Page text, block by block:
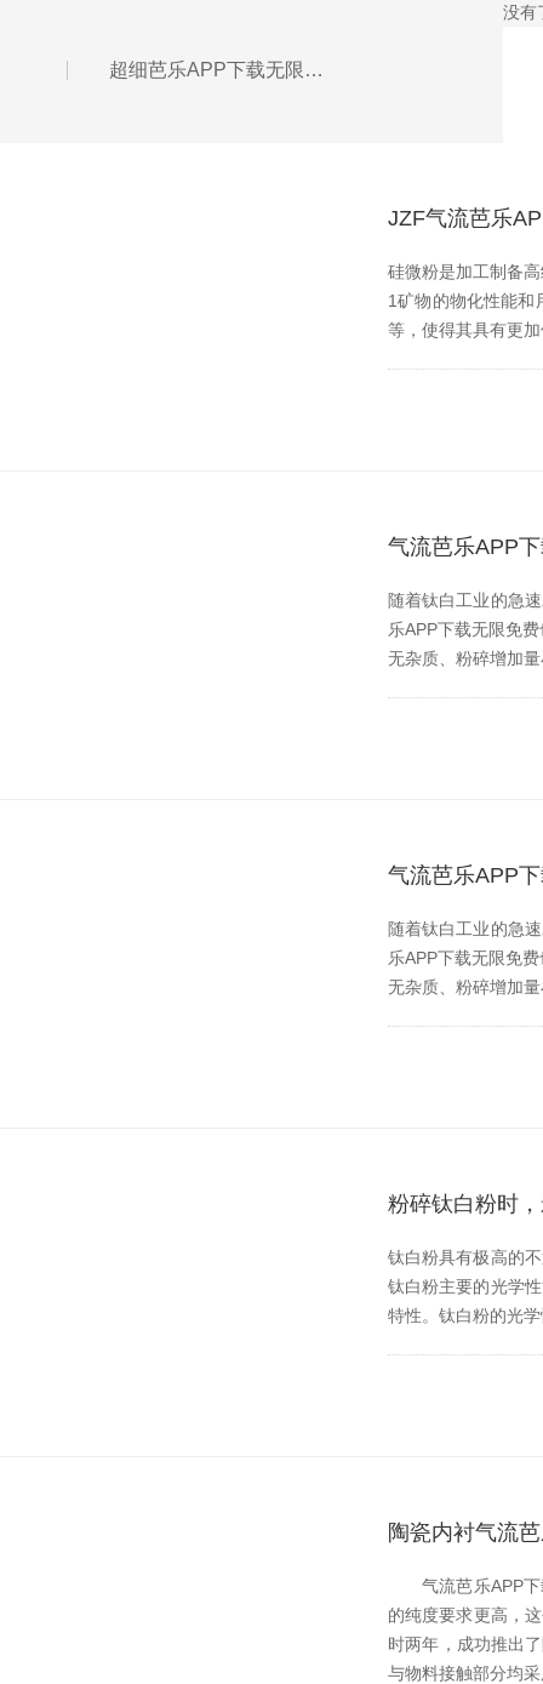
超细芭乐APP下载无限免费使用前的准备和检验
没有
JZF气流芭乐
硅微粉是加工制备高
1矿物的物化性能和用
等，使得其具有
气流芭乐APP
随着钛白工业的急速
乐APP下载无限免费也
无杂质、粉碎增加
气流芭乐APP
随着钛白工业的急速
乐APP下载无限免费
无杂质、粉碎
粉碎钛白粉时
钛白粉具有极高的不透
钛白粉主要的光学
特性。钛白粉的
陶瓷内衬气流
气流芭乐APP下载
的纯度要求更高
时两年，成功推
与物料接触部分均